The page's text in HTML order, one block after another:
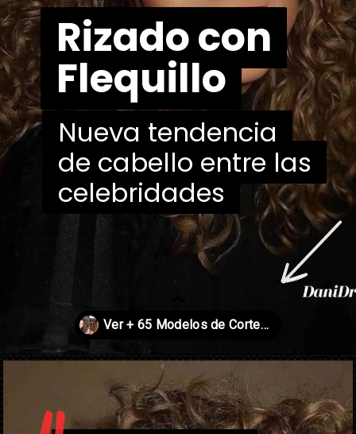
Rizado con
Flequillo
Rizado con
Flequillo
Nueva tendencia
de cabello entre las
celebridades
Nueva tendencia
de cabello entre las
celebridades